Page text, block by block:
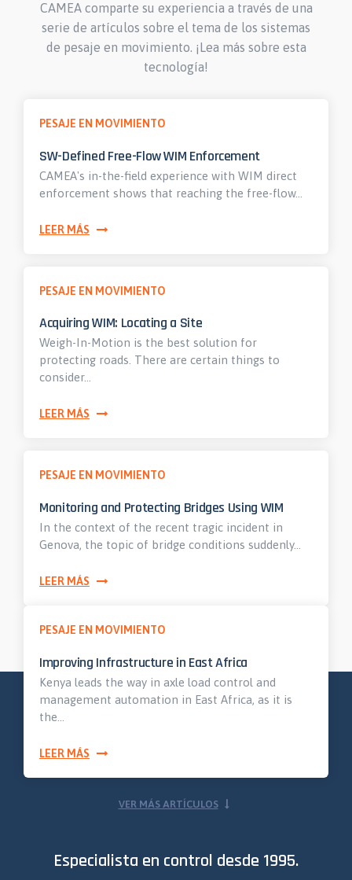
CAMEA comparte su experiencia a través de una
serie de artículos sobre el tema de los sistemas
de pesaje en movimiento. ¡Lea más sobre esta
tecnología!
PESAJE EN MOVIMIENTO
SW-Defined Free-Flow WIM Enforcement
CAMEA's in-the-field experience with WIM direct
enforcement shows that reaching the free-flow…
LEER MÁS
PESAJE EN MOVIMIENTO
Acquiring WIM: Locating a Site
Weigh-In-Motion is the best solution for
protecting roads. There are certain things to
consider…
LEER MÁS
PESAJE EN MOVIMIENTO
Monitoring and Protecting Bridges Using WIM
In the context of the recent tragic incident in
Genova, the topic of bridge conditions suddenly…
LEER MÁS
PESAJE EN MOVIMIENTO
Improving Infrastructure in East Africa
Kenya leads the way in axle load control and
management automation in East Africa, as it is
the…
LEER MÁS
VER MÁS ARTÍCULOS
Especialista en control desde 1995.